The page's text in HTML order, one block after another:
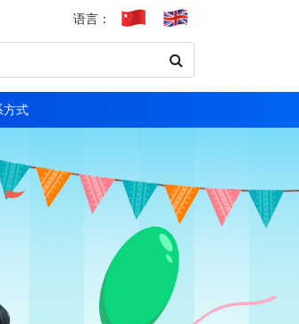
语言：
方式